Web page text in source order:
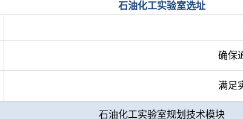
石油化工实验室选址
确保
满足
石油化工实验室规划技术模块